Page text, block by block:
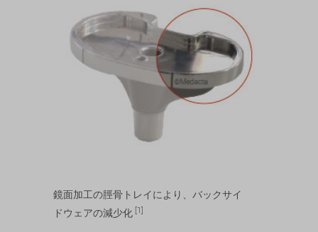
鏡面加工の脛骨トレイにより、バックサイ
ドウェアの減少化 [1]